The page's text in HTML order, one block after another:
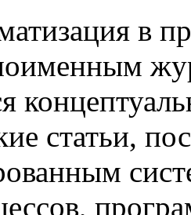
в
статьи,